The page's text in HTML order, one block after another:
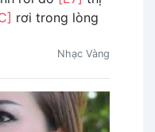
rơi trong lòng
Nhạc Vàng